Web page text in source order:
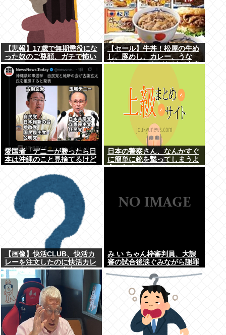
【悲報】17歳で無期懲役にな
った奴のご尊顔、ガチで怖い
【セール】牛丼！松屋の牛め
し、豚めし、カレー、うな
ぎ、とんかつなどなどの冷凍
愛国者「デニーが勝ったら日
本は沖縄のこと見捨てるけど
日本の警察さん、なんかすぐ
に簡単に銃を撃ってしまうよ
うになる…
【画像】快活CLUB、快活カ
レーを注文したのに快活カレ
ーを出してしまい炎上ｗｗｗ
み い ちゃん枠審判員、大誤
審の試合後涙ぐみながら謝罪